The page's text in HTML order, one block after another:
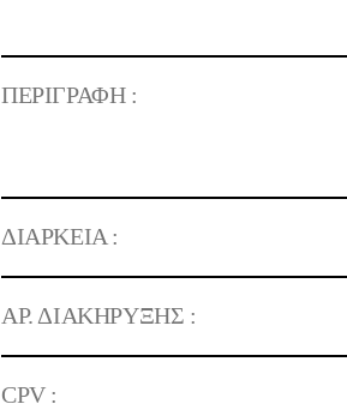
ΠΕΡΙΓΡΑΦΗ :
ΔΙΑΡΚΕΙΑ :
ΑΡ. ΔΙΑΚΗΡΥΞΗΣ :
CPV :